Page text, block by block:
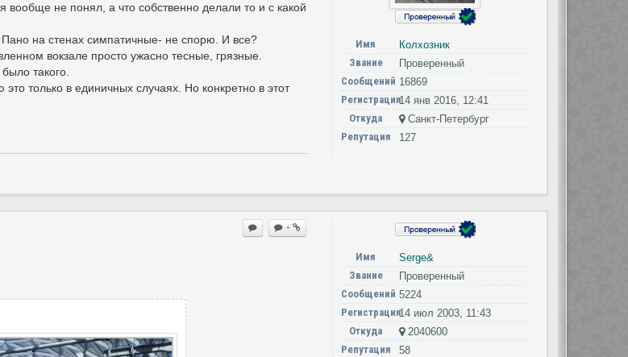
не понял, а что собственно делали то и с какой
на стенах симпатичные- не спорю. И все?
вокзале просто ужасно тесные, грязные.
такого.
только в единичных случаях. Но конкретно в этот
Имя
Колхозник
Звание
Проверенный
Сообщений 16869
Регистрация14 янв 2016, 12:41
Откуда
Cанкт-Петербург
Репутация
127
+
Имя
Serge&
Звание
Проверенный
Сообщений 5224
Регистрация14 июл 2003, 11:43
Откуда
2040600
Репутация
58